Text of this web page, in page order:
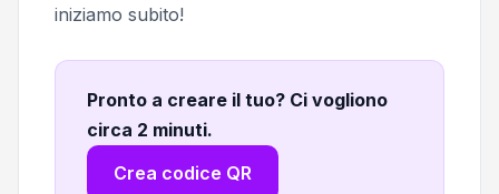
iniziamo subito!
Pronto a creare il tuo? Ci vogliono
circa 2 minuti.
Crea codice QR